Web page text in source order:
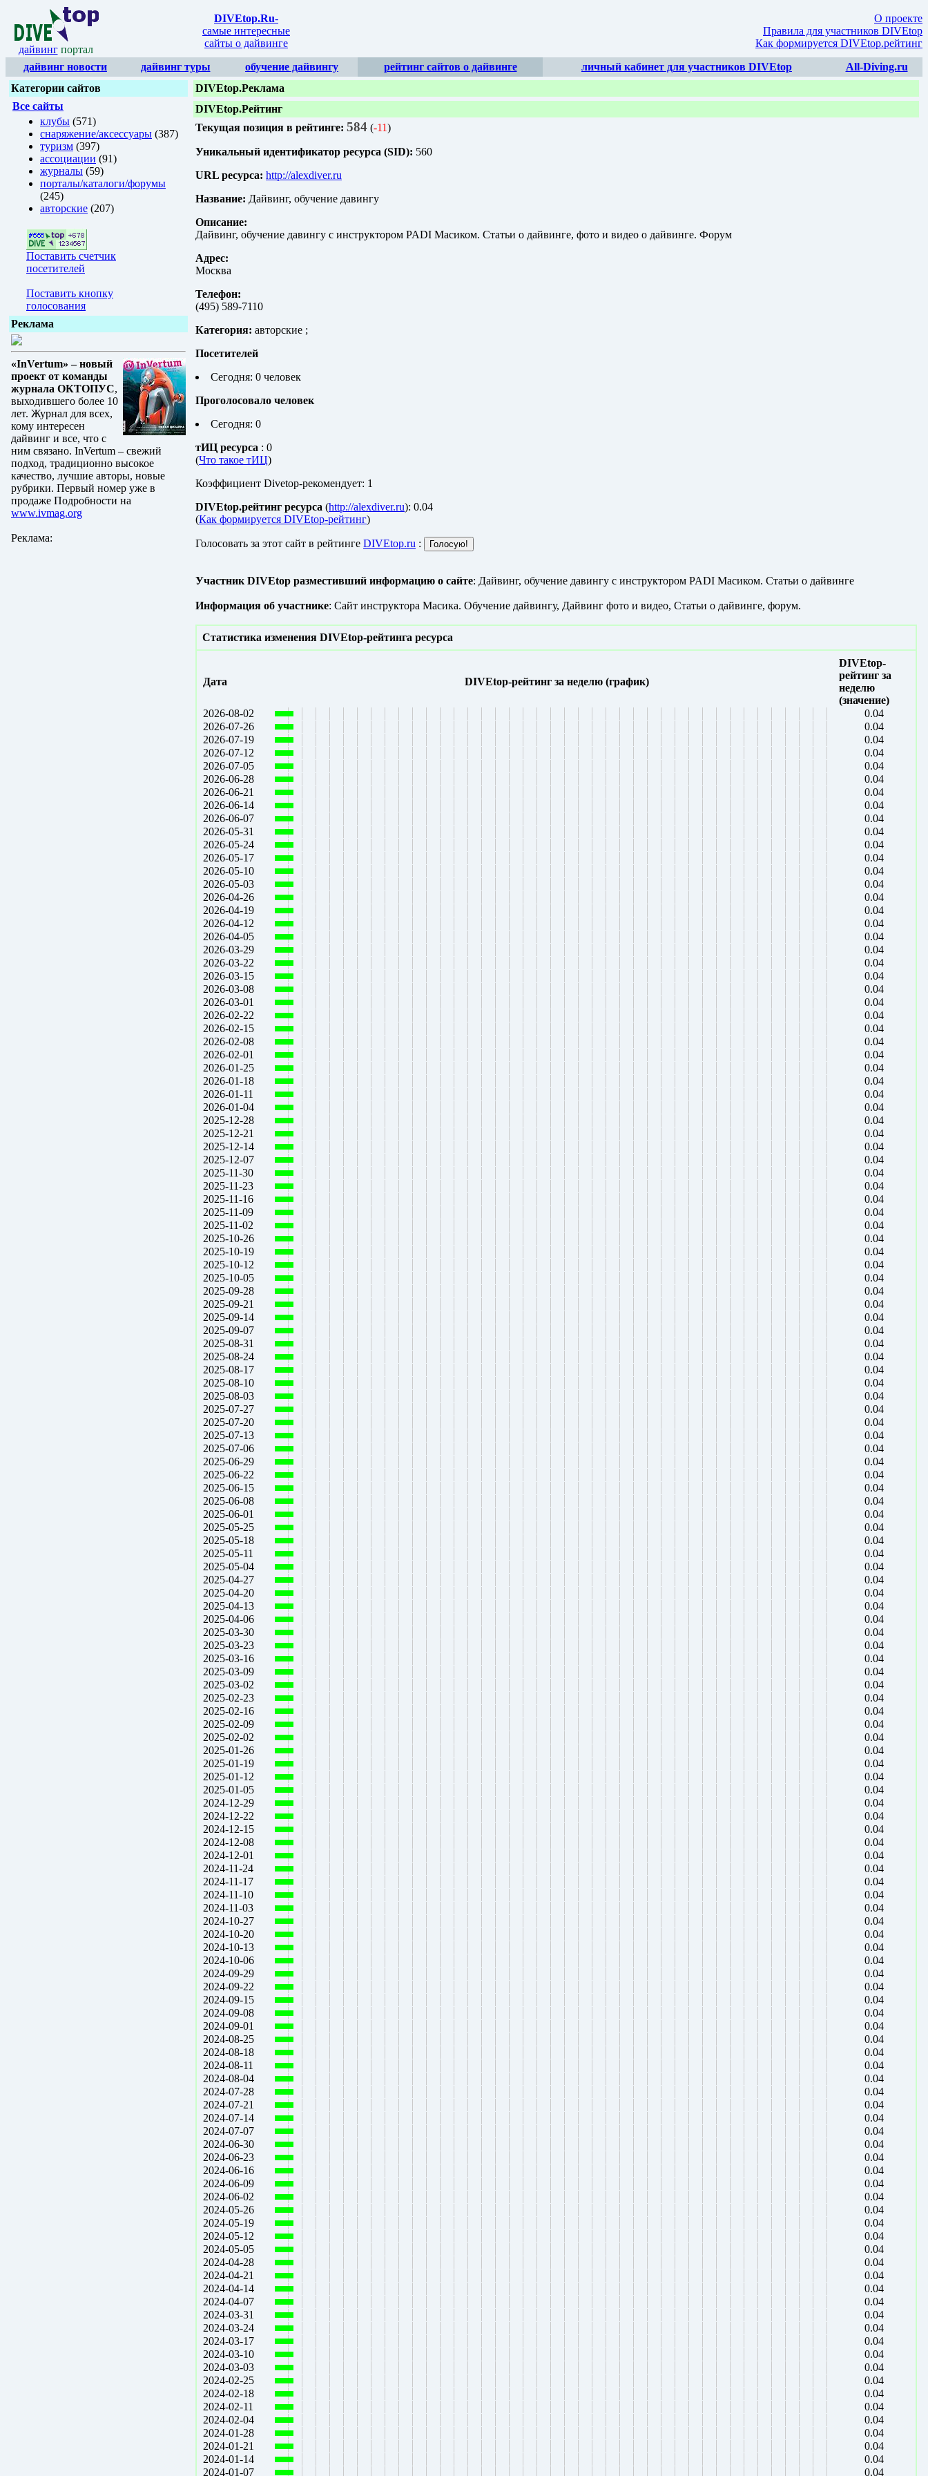
дайвинг портал
DIVEtop.Ru-
самые интересные
сайты о дайвинге
О проекте
Правила для участников DIVEtop
Как формируется DIVEtop.рейтинг
дайвинг новости
дайвинг туры обучение дайвингу рейтинг сайтов о дайвинге личный кабинет для участников DIVEtop
All-Diving.ru
Категории сайтов
Все сайты
клубы (571)
снаряжение/аксессуары (387)
туризм (397)
ассоциации (91)
журналы (59)
порталы/каталоги/форумы
(245)
авторские (207)
Поставить счетчик
посетителей
Поставить кнопку
голосования
Реклама
«InVertum» – новый
проект от команды
журнала ОКТОПУС,
выходившего более 10
лет. Журнал для всех,
кому интересен
дайвинг и все, что с
ним связано. InVertum – свежий
подход, традиционно высокое
качество, лучшие авторы, новые
рубрики. Первый номер уже в
продаже Подробности на
www.ivmag.org
Реклама:
DIVEtop.Реклама
DIVEtop.Рейтинг
Текущая позиция в рейтинге: 584 (-11)
Уникальный идентификатор ресурса (SID): 560
URL ресурса: http://alexdiver.ru
Название: Дайвинг, обучение давингу
Описание:
Дайвинг, обучение давингу с инструктором PADI Масиком. Статьи о дайвинге, фото и видео о дайвинге. Форум
Адрес:
Москва
Телефон:
(495) 589-7110
Категория: авторские ;
Посетителей
Сегодня: 0 человек
Проголосовало человек
Сегодня: 0
тИЦ ресурса : 0
(Что такое тИЦ)
Коэффициент Divetop-рекомендует: 1
DIVEtop.рейтинг ресурса (http://alexdiver.ru): 0.04
(Как формируется DIVEtop-рейтинг)
Голосовать за этот сайт в рейтинге DIVEtop.ru :
Участник DIVEtop разместивший информацию о сайте: Дайвинг, обучение давингу с инструктором PADI Масиком. Статьи о дайвинге
Информация об участнике: Сайт инструктора Масика. Обучение дайвингу, Дайвинг фото и видео, Статьи о дайвинге, форум.
Статистика изменения DIVEtop-рейтинга ресурса
Дата DIVEtop-рейтинг за неделю (график)
DIVEtop-
рейтинг за
неделю
(значение)
2026-08-02
0.04
2026-07-26
0.04
2026-07-19
0.04
2026-07-12
0.04
2026-07-05
0.04
2026-06-28
0.04
2026-06-21
0.04
2026-06-14
0.04
2026-06-07
0.04
2026-05-31
0.04
2026-05-24
0.04
2026-05-17
0.04
2026-05-10
0.04
2026-05-03
0.04
2026-04-26
0.04
2026-04-19
0.04
2026-04-12
0.04
2026-04-05
0.04
2026-03-29
0.04
2026-03-22
0.04
2026-03-15
0.04
2026-03-08
0.04
2026-03-01
0.04
2026-02-22
0.04
2026-02-15
0.04
2026-02-08
0.04
2026-02-01
0.04
2026-01-25
0.04
2026-01-18
0.04
2026-01-11
0.04
2026-01-04
0.04
2025-12-28
0.04
2025-12-21
0.04
2025-12-14
0.04
2025-12-07
0.04
2025-11-30
0.04
2025-11-23
0.04
2025-11-16
0.04
2025-11-09
0.04
2025-11-02
0.04
2025-10-26
0.04
2025-10-19
0.04
2025-10-12
0.04
2025-10-05
0.04
2025-09-28
0.04
2025-09-21
0.04
2025-09-14
0.04
2025-09-07
0.04
2025-08-31
0.04
2025-08-24
0.04
2025-08-17
0.04
2025-08-10
0.04
2025-08-03
0.04
2025-07-27
0.04
2025-07-20
0.04
2025-07-13
0.04
2025-07-06
0.04
2025-06-29
0.04
2025-06-22
0.04
2025-06-15
0.04
2025-06-08
0.04
2025-06-01
0.04
2025-05-25
0.04
2025-05-18
0.04
2025-05-11
0.04
2025-05-04
0.04
2025-04-27
0.04
2025-04-20
0.04
2025-04-13
0.04
2025-04-06
0.04
2025-03-30
0.04
2025-03-23
0.04
2025-03-16
0.04
2025-03-09
0.04
2025-03-02
0.04
2025-02-23
0.04
2025-02-16
0.04
2025-02-09
0.04
2025-02-02
0.04
2025-01-26
0.04
2025-01-19
0.04
2025-01-12
0.04
2025-01-05
0.04
2024-12-29
0.04
2024-12-22
0.04
2024-12-15
0.04
2024-12-08
0.04
2024-12-01
0.04
2024-11-24
0.04
2024-11-17
0.04
2024-11-10
0.04
2024-11-03
0.04
2024-10-27
0.04
2024-10-20
0.04
2024-10-13
0.04
2024-10-06
0.04
2024-09-29
0.04
2024-09-22
0.04
2024-09-15
0.04
2024-09-08
0.04
2024-09-01
0.04
2024-08-25
0.04
2024-08-18
0.04
2024-08-11
0.04
2024-08-04
0.04
2024-07-28
0.04
2024-07-21
0.04
2024-07-14
0.04
2024-07-07
0.04
2024-06-30
0.04
2024-06-23
0.04
2024-06-16
0.04
2024-06-09
0.04
2024-06-02
0.04
2024-05-26
0.04
2024-05-19
0.04
2024-05-12
0.04
2024-05-05
0.04
2024-04-28
0.04
2024-04-21
0.04
2024-04-14
0.04
2024-04-07
0.04
2024-03-31
0.04
2024-03-24
0.04
2024-03-17
0.04
2024-03-10
0.04
2024-03-03
0.04
2024-02-25
0.04
2024-02-18
0.04
2024-02-11
0.04
2024-02-04
0.04
2024-01-28
0.04
2024-01-21
0.04
2024-01-14
0.04
2024-01-07
0.04